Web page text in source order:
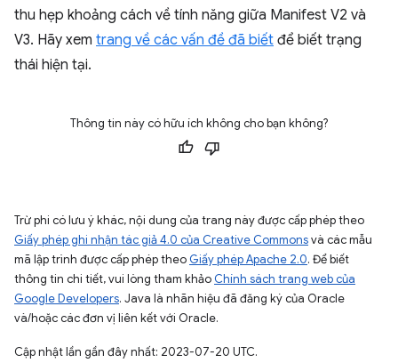
thu hẹp khoảng cách về tính năng giữa Manifest V2 và
V3. Hãy xem trang về các vấn đề đã biết để biết trạng
thái hiện tại.
Thông tin này có hữu ích không cho bạn không?
Trừ phi có lưu ý khác, nội dung của trang này được cấp phép theo
Giấy phép ghi nhận tác giả 4.0 của Creative Commonsvà các mẫu
mã lập trình được cấp phép theo Giấy phép Apache 2.0. Để biết
thông tin chi tiết, vui lòng tham khảo Chính sách trang web của
Google Developers. Java là nhãn hiệu đã đăng ký của Oracle
và/hoặc các đơn vị liên kết với Oracle.
Cập nhật lần gần đây nhất: 2023-07-20 UTC.